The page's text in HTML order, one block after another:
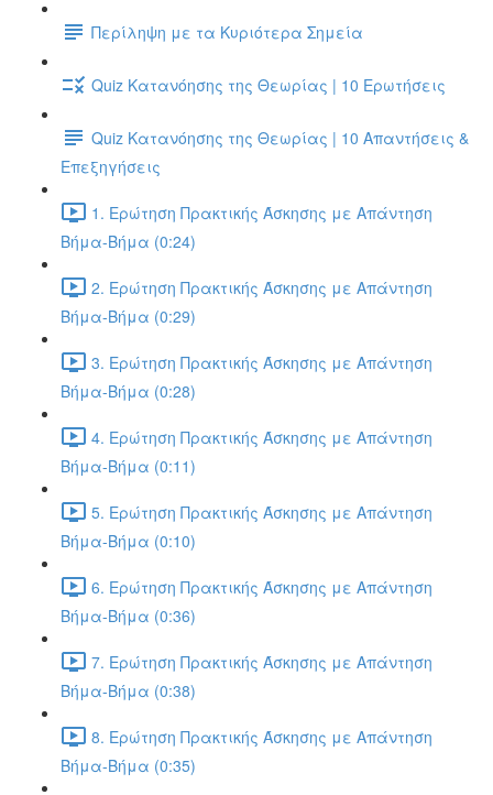
Περίληψη με τα Κυριότερα Σημεία
Quiz Κατανόησης της Θεωρίας | 10 Ερωτήσεις
Quiz Κατανόησης της Θεωρίας | 10 Απαντήσεις &
Επεξηγήσεις
1. Ερώτηση Πρακτικής Άσκησης με Απάντηση
Βήμα-Βήμα (0:24)
2. Ερώτηση Πρακτικής Άσκησης με Απάντηση
Βήμα-Βήμα (0:29)
3. Ερώτηση Πρακτικής Άσκησης με Απάντηση
Βήμα-Βήμα (0:28)
4. Ερώτηση Πρακτικής Άσκησης με Απάντηση
Βήμα-Βήμα (0:11)
5. Ερώτηση Πρακτικής Άσκησης με Απάντηση
Βήμα-Βήμα (0:10)
6. Ερώτηση Πρακτικής Άσκησης με Απάντηση
Βήμα-Βήμα (0:36)
7. Ερώτηση Πρακτικής Άσκησης με Απάντηση
Βήμα-Βήμα (0:38)
8. Ερώτηση Πρακτικής Άσκησης με Απάντηση
Βήμα-Βήμα (0:35)